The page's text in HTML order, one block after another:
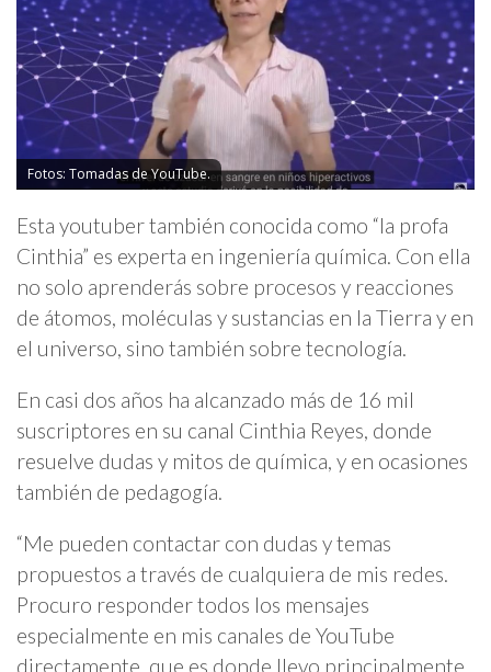
Fotos: Tomadas de YouTube.
Esta youtuber también conocida como “la profa
Cinthia” es experta en ingeniería química. Con ella
no solo aprenderás sobre procesos y reacciones
de átomos, moléculas y sustancias en la Tierra y en
el universo, sino también sobre tecnología.
En casi dos años ha alcanzado más de 16 mil
suscriptores en su canal Cinthia Reyes, donde
resuelve dudas y mitos de química, y en ocasiones
también de pedagogía.
“Me pueden contactar con dudas y temas
propuestos a través de cualquiera de mis redes.
Procuro responder todos los mensajes
especialmente en mis canales de YouTube
directamente, que es donde llevo principalmente